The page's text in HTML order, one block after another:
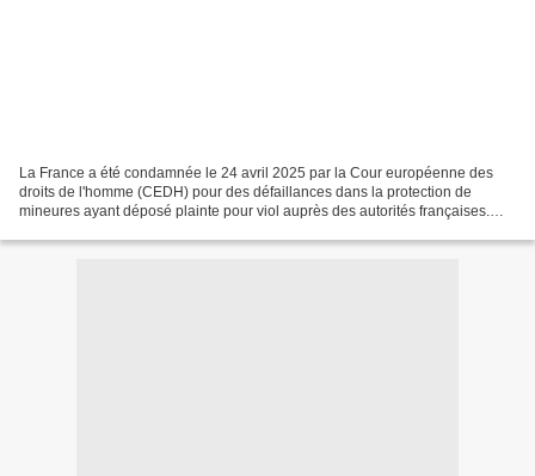
La France a été condamnée le 24 avril 2025 par la Cour européenne des
droits de l'homme (CEDH) pour des défaillances dans la protection de
mineures ayant déposé plainte pour viol auprès des autorités françaises.